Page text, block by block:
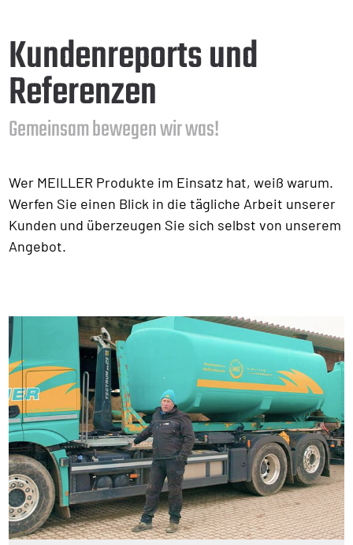
Kundenreports und
Referenzen
Gemeinsam bewegen wir was!
Wer MEILLER Produkte im Einsatz hat, weiß warum.
Werfen Sie einen Blick in die tägliche Arbeit unserer
Kunden und überzeugen Sie sich selbst von unserem
Angebot.